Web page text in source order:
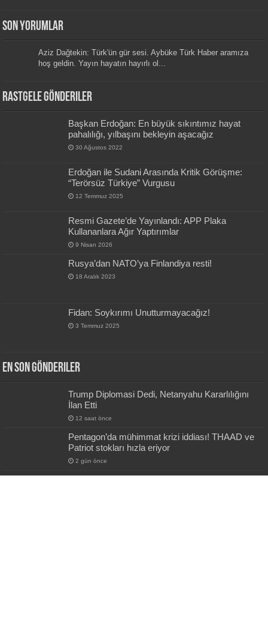
Son Yorumlar
Aziz Dağtekin: Türk'ün gür sesi. Aybüke Türk Haber aramıza
hoş geldin. Yayın hayatın hayırlı ol...
Rastgele Gönderiler
Başkan Erdoğan: En büyük sıkıntımız hayat
pahalılığı, yılbaşını bekleyin aşacağız
30 Ağustos 2022
Erdoğan ile Sudani Arasında Kritik Görüşme:
“Terörsüz Türkiye” Vurgusu
12 Temmuz 2025
Resmi Gazete’de Yayınlandı: APP Plaka
Kullananlara Ağır Yaptırımlar
9 Nisan 2026
Rusya’dan NATO’ya Finlandiya resti!
18 Aralık 2023
Fidan: Soykırımı Unutturmayacağız!
3 Temmuz 2025
En Son Gönderiler
Trump Diplomasi Dedi, Netanyahu Kararlılığını
İlan Etti
12 saat önce
Pentagon’da mühimmat krizi iddiası! THAAD ve
Patriot stokları hızla eriyor
2 gün önce